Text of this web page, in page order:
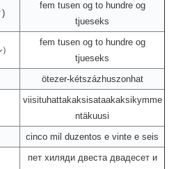
)
fem tusen og to hundre og
tjueseks
fem tusen og to hundre og
tjueseks
ötezer-kétszázhuszonhat
viisituhattakaksisataakaksikymme
ntäkuusi
cinco mil duzentos e vinte e seis
пет хиляди двеста двадесет и